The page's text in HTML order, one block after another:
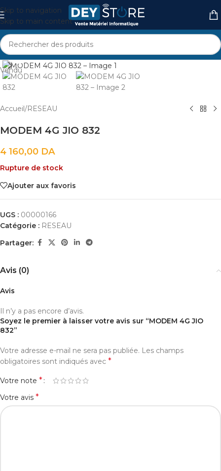
Skip to navigation
Skip to main content
Vendu
Cliquez pour agrandir
Accueil /RESEAU
MODEM 4G JIO 832
4 160,00 DA
Rupture de stock
Ajouter aux favoris
UGS : 00000166
Catégorie : RESEAU
Partager:
Avis (0)
Avis
Il n’y a pas encore d’avis.
Soyez le premier à laisser votre avis sur “MODEM 4G JIO
832”
Votre adresse e-mail ne sera pas publiée. Les champs
obligatoires sont indiqués avec *
Votre note *
Votre avis *